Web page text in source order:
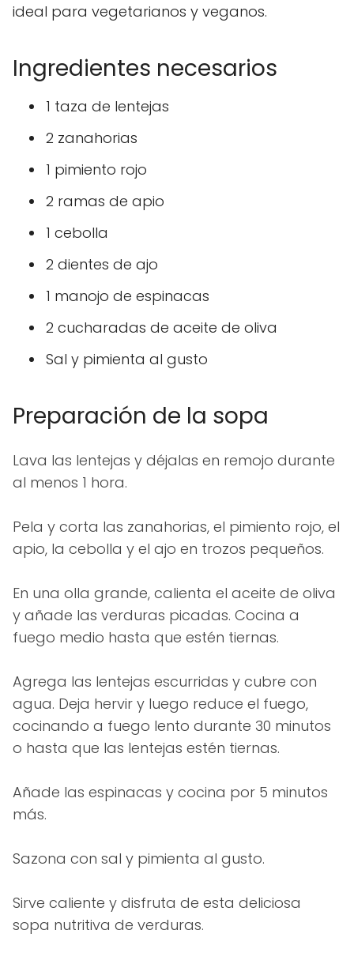
ideal para vegetarianos y veganos.
Ingredientes necesarios
1 taza de lentejas
2 zanahorias
1 pimiento rojo
2 ramas de apio
1 cebolla
2 dientes de ajo
1 manojo de espinacas
2 cucharadas de aceite de oliva
Sal y pimienta al gusto
Preparación de la sopa
Lava las lentejas y déjalas en remojo durante
al menos 1 hora.
Pela y corta las zanahorias, el pimiento rojo, el
apio, la cebolla y el ajo en trozos pequeños.
En una olla grande, calienta el aceite de oliva
y añade las verduras picadas. Cocina a
fuego medio hasta que estén tiernas.
Agrega las lentejas escurridas y cubre con
agua. Deja hervir y luego reduce el fuego,
cocinando a fuego lento durante 30 minutos
o hasta que las lentejas estén tiernas.
Añade las espinacas y cocina por 5 minutos
más.
Sazona con sal y pimienta al gusto.
Sirve caliente y disfruta de esta deliciosa
sopa nutritiva de verduras.